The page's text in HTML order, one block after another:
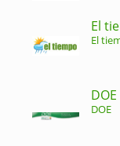
El
El
DOE
DOE